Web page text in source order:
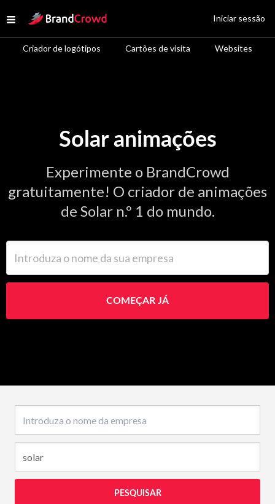
Open menu
Site Logo
Criador de logótipos Cartões de visita Websites
Iniciar sessão
Solar animações
Experimente o BrandCrowd
gratuitamente! O criador de animações
de Solar n.º 1 do mundo.
COMEÇAR JÁ
PESQUISAR